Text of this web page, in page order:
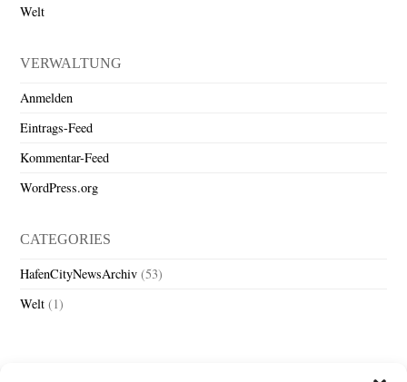
Welt
VERWALTUNG
Anmelden
Eintrags-Feed
Kommentar-Feed
WordPress.org
CATEGORIES
HafenCityNewsArchiv (53)
Welt (1)